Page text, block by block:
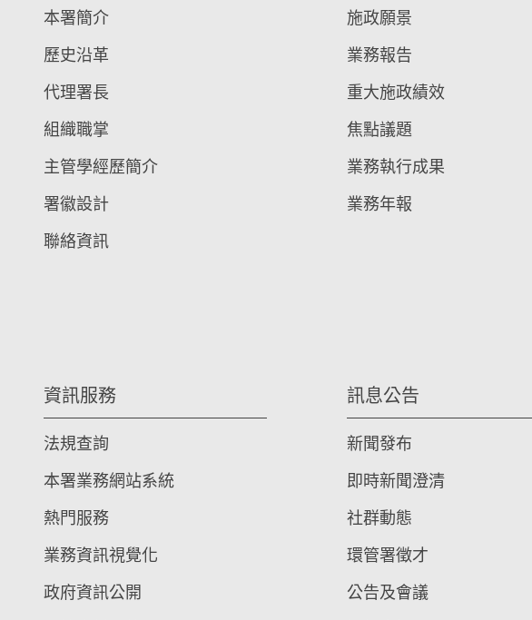
本署簡介
歷史沿革
代理署長
組織職掌
主管學經歷簡介
署徽設計
聯絡資訊
施政願景
業務報告
重大施政績效
焦點議題
業務執行成果
業務年報
資訊服務
法規查詢
本署業務網站系統
熱門服務
業務資訊視覺化
政府資訊公開
訊息公告
新聞發布
即時新聞澄清
社群動態
環管署徵才
公告及會議